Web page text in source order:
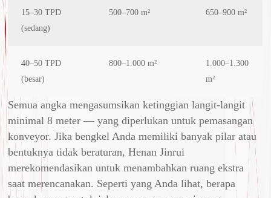
15–30 TPD
(sedang)
500–700 m² 650–900 m²
40–50 TPD
(besar)
800–1.000 m²
1.000–1.300
m²
Semua angka mengasumsikan ketinggian langit-langit
minimal 8 meter — yang diperlukan untuk pemasangan
konveyor. Jika bengkel Anda memiliki banyak pilar atau
bentuknya tidak beraturan, Henan Jinrui
merekomendasikan untuk menambahkan ruang ekstra
saat merencanakan. Seperti yang Anda lihat, berapa